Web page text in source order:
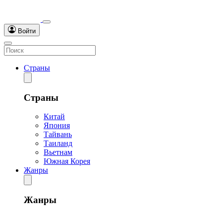
Войти
Страны
Страны
Китай
Япония
Тайвань
Таиланд
Вьетнам
Южная Корея
Жанры
Жанры